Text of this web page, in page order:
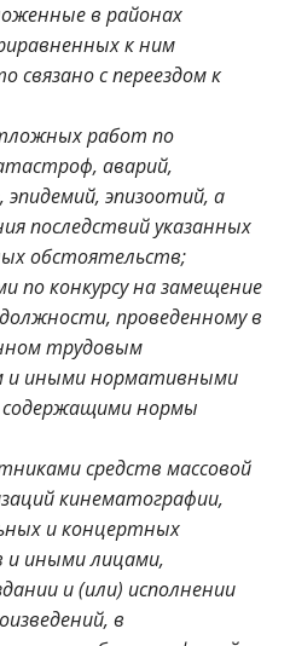
в районах
к ним
связано с переездом к
работ по
аварий,
эпидемий, эпизоотий, а
последствий указанных
обстоятельств;
по конкурсу на замещение
проведенному в
трудовым
и иными нормативными
нормы
средств массовой
кинематографии,
и концертных
и иными лицами,
и (или) исполнении
в